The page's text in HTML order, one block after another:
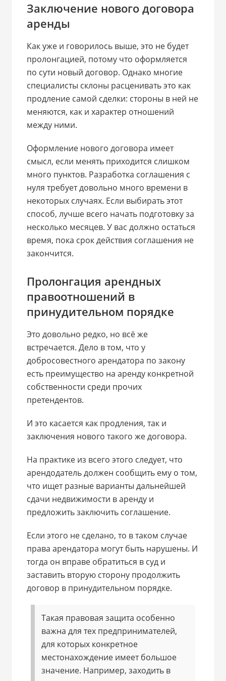
Заключение нового договора
аренды
Как уже и говорилось выше, это не будет
пролонгацией, потому что оформляется
по сути новый договор. Однако многие
специалисты склоны расценивать это как
продление самой сделки: стороны в ней не
меняются, как и характер отношений
между ними.
Оформление нового договора имеет
смысл, если менять приходится слишком
много пунктов. Разработка соглашения с
нуля требует довольно много времени в
некоторых случаях. Если выбирать этот
способ, лучше всего начать подготовку за
несколько месяцев. У вас должно остаться
время, пока срок действия соглашения не
закончится.
Пролонгация арендных
правоотношений в
принудительном порядке
Это довольно редко, но всё же
встречается. Дело в том, что у
добросовестного арендатора по закону
есть преимущество на аренду конкретной
собственности среди прочих
претендентов.
И это касается как продления, так и
заключения нового такого же договора.
На практике из всего этого следует, что
арендодатель должен сообщить ему о том,
что ищет разные варианты дальнейшей
сдачи недвижимости в аренду и
предложить заключить соглашение.
Если этого не сделано, то в таком случае
права арендатора могут быть нарушены. И
тогда он вправе обратиться в суд и
заставить вторую сторону продолжить
договор в принудительном порядке.
Такая правовая защита особенно
важна для тех предпринимателей,
для которых конкретное
местонахождение имеет большое
значение. Например, заходить в